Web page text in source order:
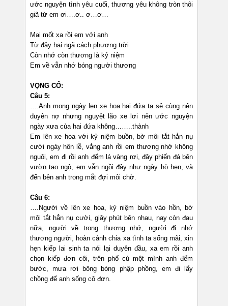
ước nguyện tình yêu cuối, thương yêu không tròn thôi
giã từ em ơi….ơ.. ơ…ơ…
Mai mốt xa rồi em với anh
Từ đây hai ngã cách phương trời
Còn nhớ còn thương là kỷ niệm
Em về vẫn nhớ bóng người thương
VỌNG CỔ:
Câu 5:
….Anh mong ngày len xe hoa hai đứa ta sẻ cùng nên
duyên nợ nhưng nguyệt lão xe lơi nên ước nguyện
ngày xưa của hai đứa không……..thành
Em lên xe hoa với kỷ niệm buồn, bờ môi tắt hẳn nụ
cười ngày hôn lễ, vắng anh rồi em thương nhớ không
nguôi, em đi rồi anh đếm lá vàng rơi, đây phiến đá bên
vườn tao ngộ, em vẫn ngồi đây như ngày hò hẹn, và
đến bên anh trong mắt đợi môi chờ.
Câu 6:
….Người về lên xe hoa, kỷ niệm buồn vào hồn, bờ
môi tắt hẳn nụ cười, giây phút bên nhau, nay còn đau
nữa, người về trong thương nhớ, người đi nhớ
thương người, hoàn cảnh chia xa tình ta sống mãi, xin
hẹn kiếp lai sinh ta nói lại duyên đầu, xa em rồi anh
chọn kiếp đơn côi, trên phố củ một mình anh đếm
bước, mưa rơi bông bóng phập phồng, em đi lấy
chồng để anh sống cô đơn.